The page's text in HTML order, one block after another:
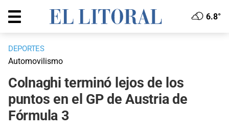
6.8°
DEPORTES
Automovilismo
Colnaghi terminó lejos de los
puntos en el GP de Austria de
Fórmula 3